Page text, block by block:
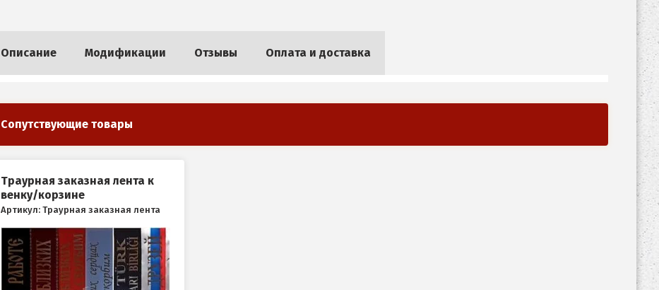
Описание Модификации Отзывы Оплата и доставка
Сопутствующие товары
Траурная заказная лента к
венку/корзине
Артикул: Траурная заказная лента